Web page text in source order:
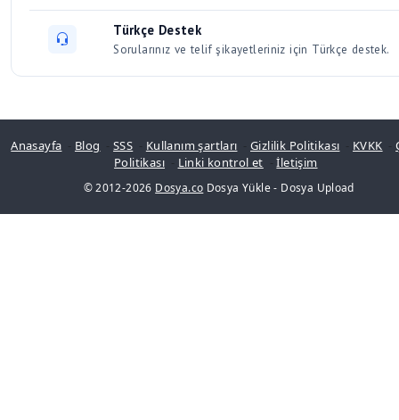
Türkçe Destek
Sorularınız ve telif şikayetleriniz için Türkçe destek.
Anasayfa Blog -SSS Kullanım şartları -Gizlilik Politikası KVKK -
Politikası
Linki kontrol et -İletişim
© 2012-2026 Dosya.co Dosya Yükle- Dosya Upload